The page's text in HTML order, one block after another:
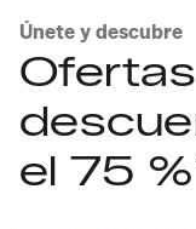
Únete y descubre
el 75